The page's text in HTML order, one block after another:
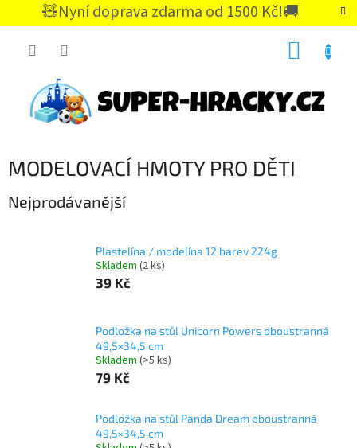
🧸Nyní doprava zdarma od 1500 Kč!🚚
CZK
MODELOVACÍ HMOTY PRO DĚTI
Nejprodávanější
Plastelína / modelína 12 barev 224g
Skladem (2 ks)
39 Kč
Podložka na stůl Unicorn Powers oboustranná
49,5×34,5 cm
Skladem (>5 ks)
79 Kč
Podložka na stůl Panda Dream oboustranná
49,5×34,5 cm